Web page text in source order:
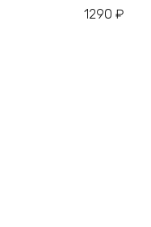
1290 ₽